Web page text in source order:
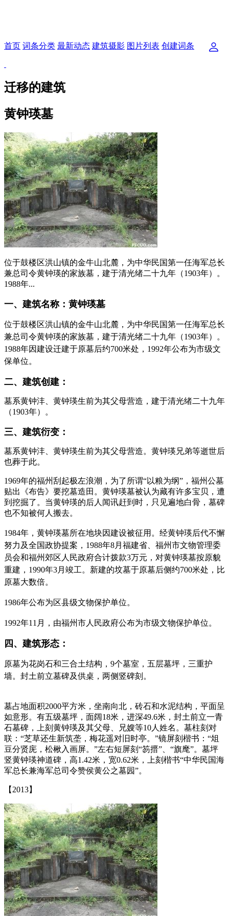
首页 词条分类 最新动态 建筑摄影 图片列表 创建词条
迁移的建筑
黄钟瑛墓
位于鼓楼区洪山镇的金牛山北麓，为中华民国第一任海军总长
兼总司令黄钟瑛的家族墓，建于清光绪二十九年（1903年）。
1988年...
一、建筑名称：黄钟瑛墓
位于鼓楼区洪山镇的金牛山北麓，为中华民国第一任海军总长
兼总司令黄钟瑛的家族墓， 建于清光绪二十九年（1903年）
。
1988年因建设迁建于原墓后约700米处，1992年公布为市级文
保单位。
二、建筑创建：
墓系黄钟沣、黄钟瑛生前为其父母营造，建于清光绪二十九年
（1903年）。
三、建筑衍变：
墓系黄钟沣、黄钟瑛生前为其父母营造。黄钟瑛兄弟等逝世后
也葬于此。
1969年的福州刮起极左浪潮，为了所谓“以粮为纲”，福州公墓
贴出《布告》要挖墓造田。黄钟瑛墓被认为藏有许多宝贝，遭
到挖掘了。当黄钟瑛的后人闻讯赶到时，只见遍地白骨，墓碑
也不知被何人搬去。
1984年，黄钟瑛墓所在地块因建设被征用。 经黄钟瑛后代不懈
努力及全国政协提案， 1988年8月福建省、福州市文物管理委
员会和福州郊区人民政府合计拨款3万元，对黄钟瑛墓按原貌
重建，1990年3月竣工。新建的坟墓于原墓后侧约700米处，比
原墓大数倍。
1986年公布为区县级文物保护单位。
1992年11月，由福州市人民政府公布为市级文物保护单位。
四、建筑形态：
原墓为花岗石和三合土结构，9个墓室，五层墓坪，三重护
墙。封土前立墓碑及供桌，两侧竖碑刻。
墓占地面积2000平方米，坐南向北，砖石和水泥结构，平面呈
如意形。有五级墓坪，面阔18米，进深49.6米，封土前立一青
石墓碑，上刻黄钟瑛及其父母、兄嫂等10人姓名。墓柱刻对
联：“芝草还生新筑垄，梅花遥对旧时亭。”镜屏刻楷书：“俎
豆分贤庑，松楸入画屏。”左右短屏刻“笏搢”、“旗麾”。墓坪
竖黄钟瑛神道碑，高1.42米，宽0.62米，上刻楷书“中华民国海
军总长兼海军总司令赞侯黄公之墓园”。
【2013】